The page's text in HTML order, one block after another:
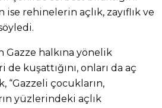
rehinelerin açlık, zayıflık ve
Gazze halkına yönelik
kuşattığını, onları da aç
“Gazzeli çocukların,
yüzlerindeki açlık